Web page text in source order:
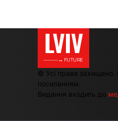
LVIV
———→ FUTURE
© Усі права
посиланням.
Видання входить до